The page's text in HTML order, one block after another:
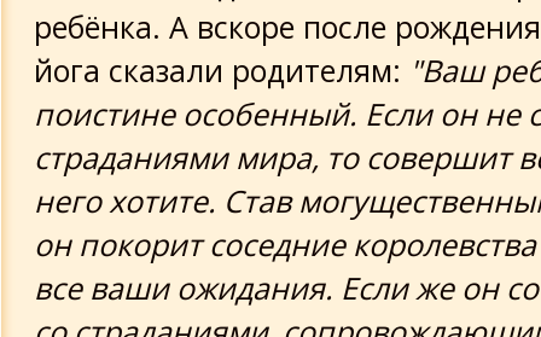
ребёнка. А вскоре после
йога сказали родителям: "Ваш
поистине особенный. Если он не
страданиями мира, то совершит
него хотите. Став
он покорит соседние
все ваши ожидания. Если же он
Т.Глоба: прогноз после 2000 года
История плащаницы
Арабы в VI*XI вв
Завет имама Али